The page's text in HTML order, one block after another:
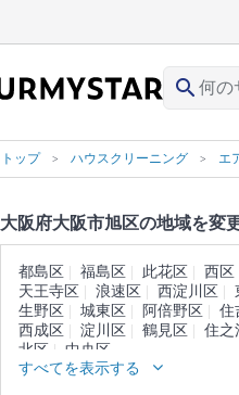
search
トップ ハウスクリーニング エ
大阪府大阪市旭区の地域を変
都島区 福島区 此花区 西区
天王寺区
浪速区 西淀川区
生野区
城東区 阿倍野区 住
西成区
淀川区 鶴見区 住之
北区
中央区
すべてを表示する